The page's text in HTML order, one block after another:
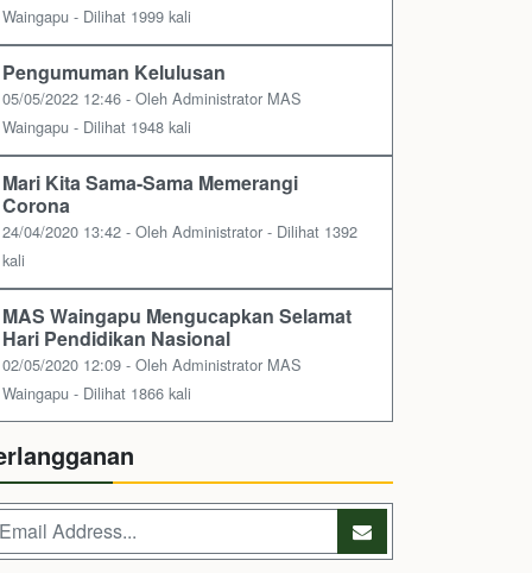
Waingapu - Dilihat 1999 kali
Pengumuman Kelulusan
05/05/2022 12:46 - Oleh Administrator MAS
Waingapu - Dilihat 1948 kali
Mari Kita Sama-Sama Memerangi
Corona
24/04/2020 13:42 - Oleh Administrator - Dilihat 1392
kali
MAS Waingapu Mengucapkan Selamat
Hari Pendidikan Nasional
02/05/2020 12:09 - Oleh Administrator MAS
Waingapu - Dilihat 1866 kali